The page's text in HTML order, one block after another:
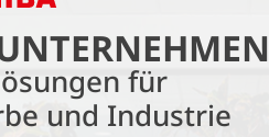
für
und Industrie